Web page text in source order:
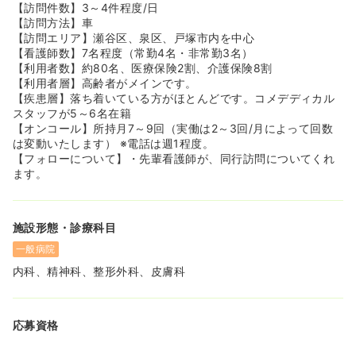
【訪問件数】3～4件程度/日
【訪問方法】車
【訪問エリア】瀬谷区、泉区、戸塚市内を中心
【看護師数】7名程度（常勤4名・非常勤3名）
【利用者数】約80名、医療保険2割、介護保険8割
【利用者層】高齢者がメインです。
【疾患層】落ち着いている方がほとんどです。コメデディカル
スタッフが5～6名在籍
【オンコール】所持月7～9回（実働は2～3回/月によって回数
は変動いたします） ※電話は週1程度。
【フォローについて】・先輩看護師が、同行訪問についてくれ
ます。
施設形態・診療科目
一般病院
内科、精神科、整形外科、皮膚科
応募資格